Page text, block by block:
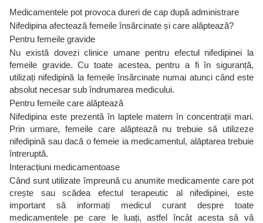
Medicamentele pot provoca dureri de cap după administrare
Nifedipina afectează femeile însărcinate și care alăptează?
Pentru femeile gravide
Nu există dovezi clinice umane pentru efectul nifedipinei la
femeile gravide. Cu toate acestea, pentru a fi în siguranță,
utilizați nifedipină la femeile însărcinate numai atunci când este
absolut necesar sub îndrumarea medicului.
Pentru femeile care alăptează
Nifedipina este prezentă în laptele matern în concentrații mari.
Prin urmare, femeile care alăptează nu trebuie să utilizeze
nifedipină sau dacă o femeie ia medicamentul, alăptarea trebuie
întreruptă.
Interacțiuni medicamentoase
Când sunt utilizate împreună cu anumite medicamente care pot
crește sau scădea efectul terapeutic al nifedipinei, este
important să informați medicul curant despre toate
medicamentele pe care le luați, astfel încât acesta să vă